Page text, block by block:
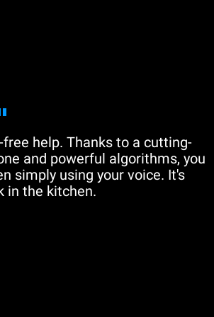
free help. Thanks to a cutting-
and powerful algorithms, you
simply using your voice. It's
in the kitchen.